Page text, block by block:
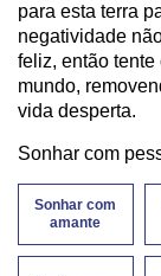
para esta terra
negatividade
feliz, então
mundo,
vida desperta.
Sonhar com
Sonhar com
amante